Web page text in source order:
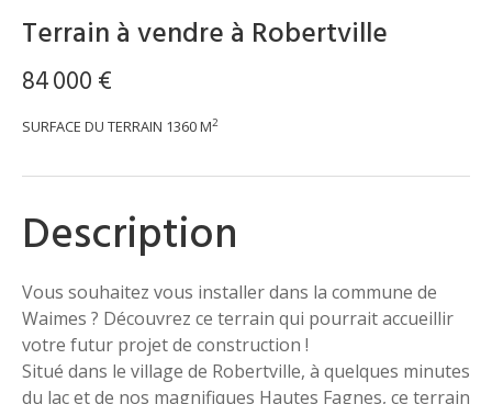
Terrain à vendre à Robertville
84 000 €
SURFACE DU TERRAIN 1360 M2
Description
Vous souhaitez vous installer dans la commune de
Waimes ? Découvrez ce terrain qui pourrait accueillir
votre futur projet de construction !
Situé dans le village de Robertville, à quelques minutes
du lac et de nos magnifiques Hautes Fagnes, ce terrain